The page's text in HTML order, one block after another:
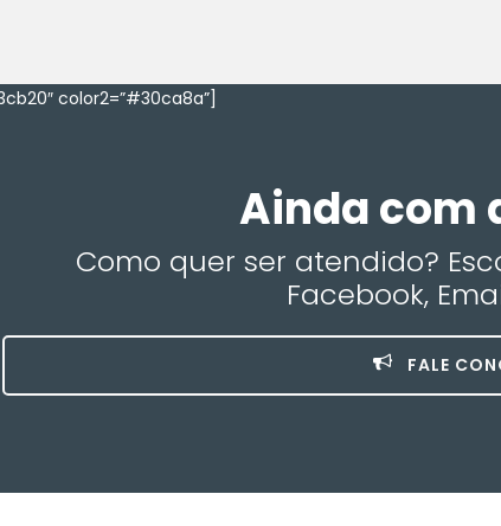
color2=”#30ca8a”]
Ainda com
Como quer ser atendido?
Facebook,
FALE